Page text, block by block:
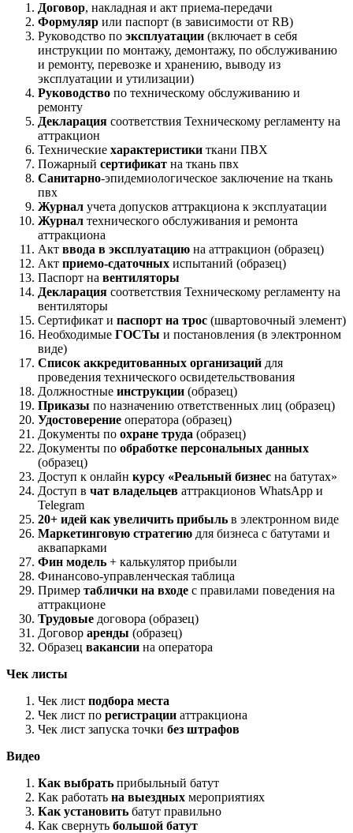
Договор, накладная и акт приема-передачи
Формуляр или паспорт (в зависимости от RB)
Руководство по эксплуатации (включает в себя
инструкции по монтажу, демонтажу, по обслуживанию
и ремонту, перевозке и хранению, выводу из
эксплуатации и утилизации)
Руководство по техническому обслуживанию и
ремонту
Декларация соответствия Техническому регламенту на
аттракцион
Технические характеристики ткани ПВХ
Пожарный сертификат на ткань пвх
Санитарно-эпидемиологическое заключение на ткань
пвх
Журнал учета допусков аттракциона к эксплуатации
Журнал технического обслуживания и ремонта
аттракциона
Акт ввода в эксплуатацию на аттракцион (образец)
Акт приемо-сдаточных испытаний (образец)
Паспорт на вентиляторы
Декларация соответствия Техническому регламенту на
вентиляторы
Сертификат и паспорт на трос (швартовочный элемент)
Необходимые ГОСТы и постановления (в электронном
виде)
Список аккредитованных организаций для
проведения технического освидетельствования
Должностные инструкции (образец)
Приказы по назначению ответственных лиц (образец)
Удостоверение оператора (образец)
Документы по охране труда (образец)
Документы по обработке персональных данных
(образец)
Доступ к онлайн курсу «Реальный бизнес на батутах»
Доступ в чат владельцев аттракционов WhatsApp и
Telegram
20+ идей как увеличить прибыль в электронном виде
Маркетинговую стратегию для бизнеса с батутами и
аквапарками
Фин модель + калькулятор прибыли
Финансово-управленческая таблица
Пример таблички на входе с правилами поведения на
аттракционе
Трудовые договора (образец)
Договор аренды (образец)
Образец вакансии на оператора
Чек листы
Чек лист подбора места
Чек лист по регистрации аттракциона
Чек лист запуска точки без штрафов
Видео
Как выбрать прибыльный батут
Как работать на выездных мероприятиях
Как установить батут правильно
Как свернуть большой батут